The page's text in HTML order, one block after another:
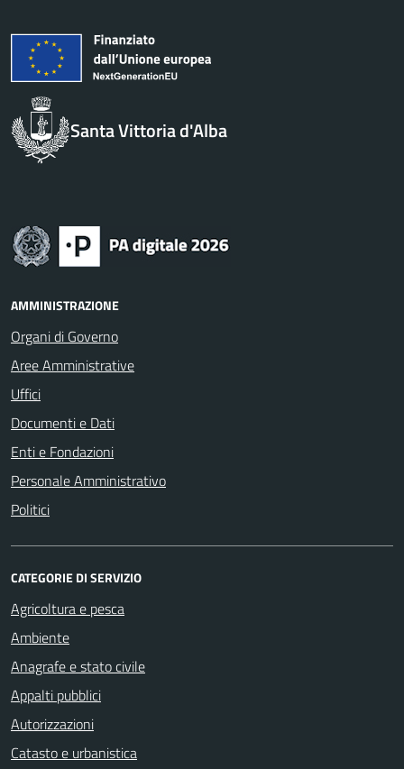
Santa Vittoria d'Alba
AMMINISTRAZIONE
Organi di Governo
Aree Amministrative
Uffici
Documenti e Dati
Enti e Fondazioni
Personale Amministrativo
Politici
CATEGORIE DI SERVIZIO
Agricoltura e pesca
Ambiente
Anagrafe e stato civile
Appalti pubblici
Autorizzazioni
Catasto e urbanistica